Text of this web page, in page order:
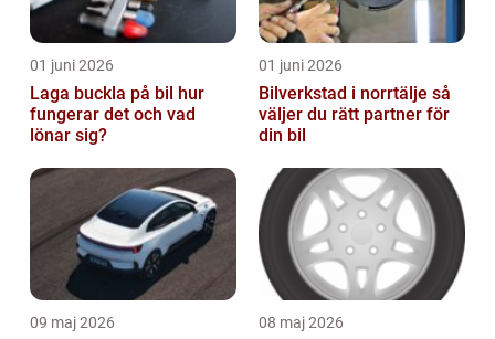
01 juni 2026
Laga buckla på bil hur
fungerar det och vad
lönar sig?
01 juni 2026
Bilverkstad i norrtälje så
väljer du rätt partner för
din bil
09 maj 2026 08 maj 2026